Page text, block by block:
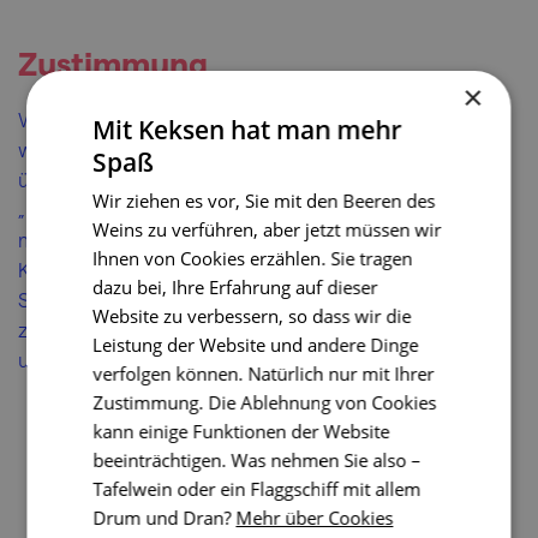
Zustimmung
Wenn Sie unsere Website zum ersten Mal besuchen,
wird Ihnen ein Pop-up-Fenster angezeigt, in dem Sie
über Cookies informiert werden. Wenn Sie auf
„Einstellungen speichern“ klicken, erklären Sie sich
mit der Verwendung der im Pop-up beschriebenen
Kategorien von Cookies und Add-ons einverstanden.
Sie können jederzeit zu Ihrer Zustimmung
zurückkehren, indem Sie auf die Schaltfläche in der
unteren rechten Ecke des Bildschirms klicken.
×
Mit Keksen hat man mehr
Spaß
Wir ziehen es vor, Sie mit den Beeren des
Weins zu verführen, aber jetzt müssen wir
Ihnen von Cookies erzählen. Sie tragen
dazu bei, Ihre Erfahrung auf dieser
Website zu verbessern, so dass wir die
Leistung der Website und andere Dinge
verfolgen können. Natürlich nur mit Ihrer
Zustimmung. Die Ablehnung von Cookies
kann einige Funktionen der Website
beeinträchtigen. Was nehmen Sie also –
Tafelwein oder ein Flaggschiff mit allem
Drum und Dran? Mehr über Cookies